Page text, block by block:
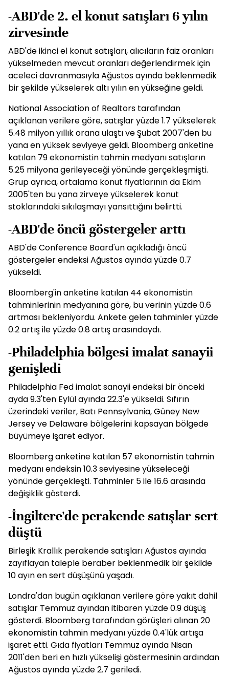
-ABD'de 2. el konut satışları 6 yılın
zirvesinde
ABD'de ikinci el konut satışları, alıcıların faiz oranları
yükselmeden mevcut oranları değerlendirmek için
aceleci davranmasıyla Ağustos ayında beklenmedik
bir şekilde yükselerek altı yılın en yükseğine geldi.
National Association of Realtors tarafından
açıklanan verilere göre, satışlar yüzde 1.7 yükselerek
5.48 milyon yıllık orana ulaştı ve Şubat 2007'den bu
yana en yüksek seviyeye geldi. Bloomberg anketine
katılan 79 ekonomistin tahmin medyanı satışların
5.25 milyona gerileyeceği yönünde gerçekleşmişti.
Grup ayrıca, ortalama konut fiyatlarının da Ekim
2005'ten bu yana zirveye yükselerek konut
stoklarındaki sıkılaşmayı yansıttığını belirtti.
-ABD'de öncü göstergeler arttı
ABD'de Conference Board'un açıkladığı öncü
göstergeler endeksi Ağustos ayında yüzde 0.7
yükseldi.
Bloomberg'in anketine katılan 44 ekonomistin
tahminlerinin medyanına göre, bu verinin yüzde 0.6
artması bekleniyordu. Ankete gelen tahminler yüzde
0.2 artış ile yüzde 0.8 artış arasındaydı.
-Philadelphia bölgesi imalat sanayii
genişledi
Philadelphia Fed imalat sanayii endeksi bir önceki
ayda 9.3'ten Eylül ayında 22.3'e yükseldi. Sıfırın
üzerindeki veriler, Batı Pennsylvania, Güney New
Jersey ve Delaware bölgelerini kapsayan bölgede
büyümeye işaret ediyor.
Bloomberg anketine katılan 57 ekonomistin tahmin
medyanı endeksin 10.3 seviyesine yükseleceği
yönünde gerçekleşti. Tahminler 5 ile 16.6 arasında
değişiklik gösterdi.
-İngiltere'de perakende satışlar sert
düştü
Birleşik Krallık perakende satışları Ağustos ayında
zayıflayan taleple beraber beklenmedik bir şekilde
10 ayın en sert düşüşünü yaşadı.
Londra'dan bugün açıklanan verilere göre yakıt dahil
satışlar Temmuz ayından itibaren yüzde 0.9 düşüş
gösterdi. Bloomberg tarafından görüşleri alınan 20
ekonomistin tahmin medyanı yüzde 0.4'lük artışa
işaret etti. Gıda fiyatları Temmuz ayında Nisan
2011'den beri en hızlı yükselişi göstermesinin ardından
Ağustos ayında yüzde 2.7 geriledi.